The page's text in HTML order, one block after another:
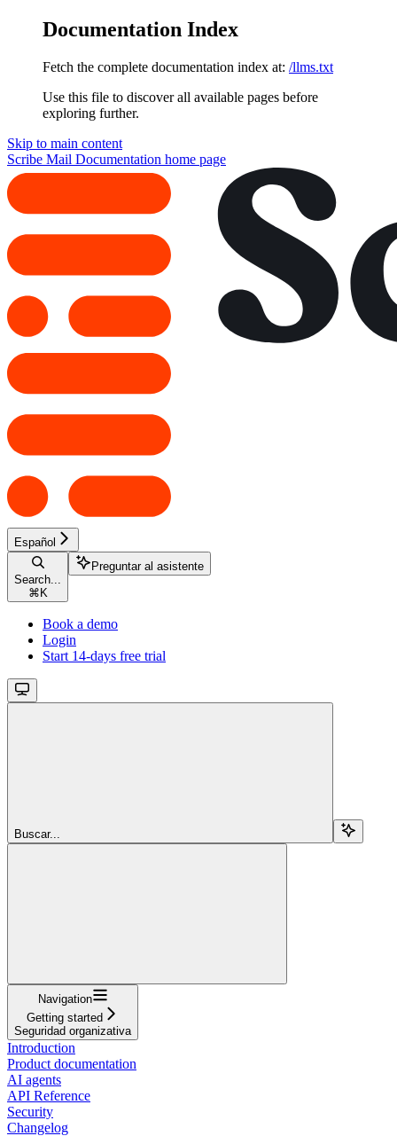
Documentation Index
Fetch the complete documentation index at: /llms.txt
Use this file to discover all available pages before
exploring further.
Skip to main content
Scribe Mail Documentation home page
Español
Search...
⌘ K
Preguntar al asistente
Book a demo
Login
Start 14-days free trial
Buscar...
Navigation
Getting started
Seguridad organizativa
Introduction
Product documentation
AI agents
API Reference
Security
Changelog